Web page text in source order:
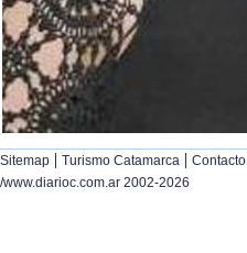
Sitemap | Turismo Catamarca | Contacto
/www.diarioc.com.ar 2002-2026